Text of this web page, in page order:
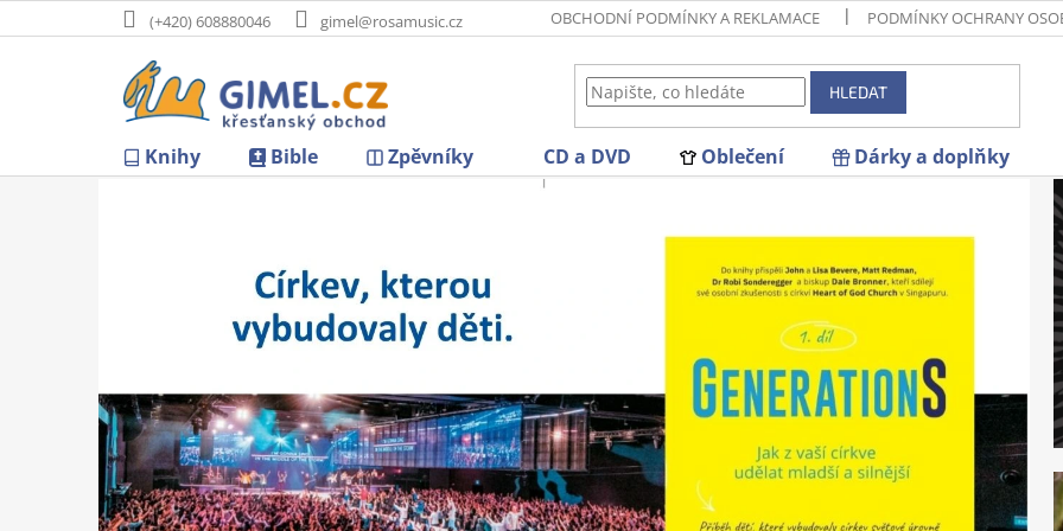
na
(+420) 608880046 gimel@rosamusic.cz OBCHODNÍ PODMÍNKY A REKLAMACE PODMÍNKY OCHRANY
HLEDAT
Knihy Bible Zpěvníky CD a DVD Oblečení Dárky a doplňky